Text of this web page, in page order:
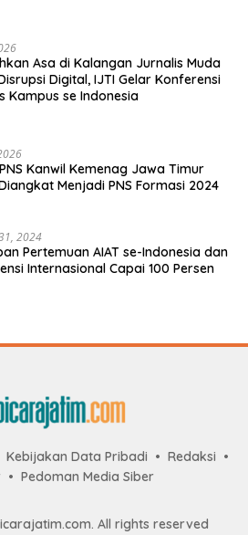
Asa di Kalangan Jurnalis Muda
Digital, IJTI Gelar Konferensi
Kampus se Indonesia
Kanwil Kemenag Jawa Timur
Menjadi PNS Formasi 2024
2024
Pertemuan AIAT se-Indonesia dan
Internasional Capai 100 Persen
Kebijakan Data Pribadi
Redaksi
Pedoman Media Siber
All rights reserved